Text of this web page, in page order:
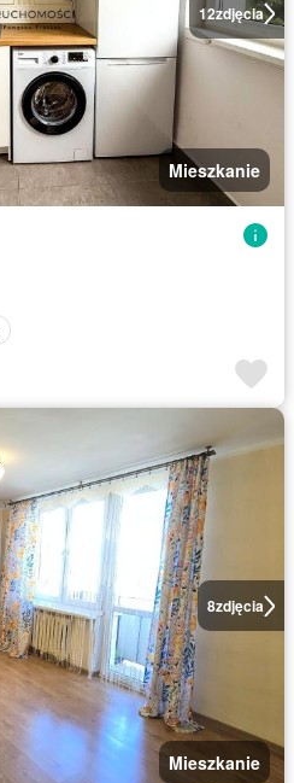
12zdjęcia
Mieszkanie
8zdjęcia
Mieszkanie